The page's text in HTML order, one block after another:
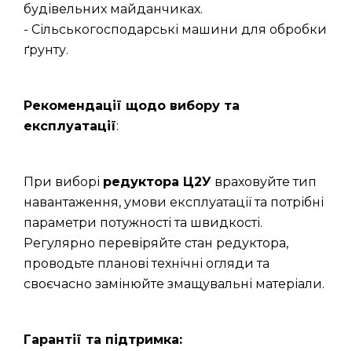
будівельних майданчиках.
- Сільськогосподарські машини для обробки
ґрунту.
Рекомендації щодо вибору та
експлуатації:
При виборі редуктора Ц2У враховуйте тип
навантаження, умови експлуатації та потрібні
параметри потужності та швидкості.
Регулярно перевіряйте стан редуктора,
проводьте планові технічні огляди та
своєчасно замінюйте змащувальні матеріали.
Гарантії та підтримка: